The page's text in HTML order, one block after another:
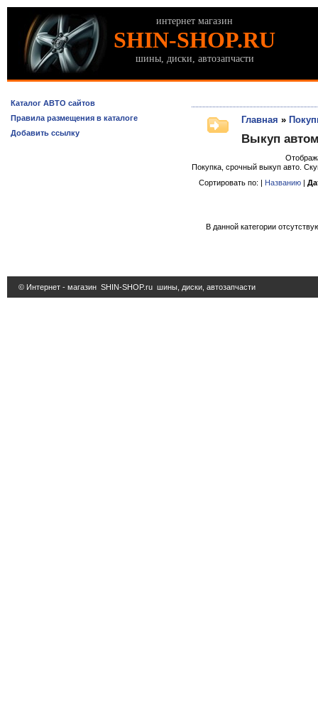
интернет магазин
SHIN-SHOP.RU
шины, диски, автозапчасти
Каталог АВТО сайтов
Правила размещения в каталоге
Добавить ссылку
Главная »
Выкуп
Покупка, срочный выкуп авто.
Сортировать по: | Названию |
В данной категории
© Интернет - магазин SHIN-SHOP.ru шины, диски, автозапчасти